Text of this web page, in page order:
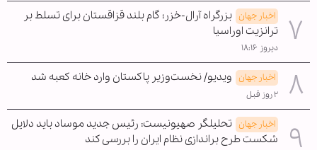
اخبار جهان بزرگراه آرال-خزر؛ گام بلند قزاقستان برای تسلط بر
ترانزیت اوراسیا
دیروز ۱۸:۱۶
اخبار جهان ویدیو/ نخست‌وزیر پاکستان وارد خانه کعبه شد
۲ روز قبل
اخبار جهان تحلیلگر صهیونیست: رئیس جدید موساد باید دلایل
شکست طرح براندازی نظام ایران را بررسی کند